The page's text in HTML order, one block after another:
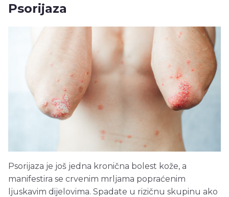
Psorijaza
Psorijaza je još jedna kronična bolest kože, a
manifestira se crvenim mrljama popraćenim
ljuskavim dijelovima. Spadate u rizičnu skupinu ako